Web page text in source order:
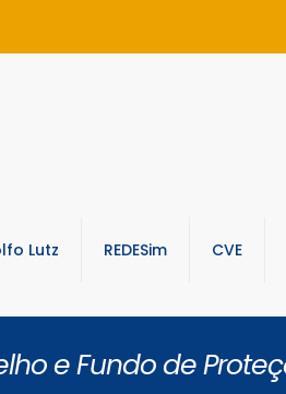
Lutz REDESim CVE
e Fundo de